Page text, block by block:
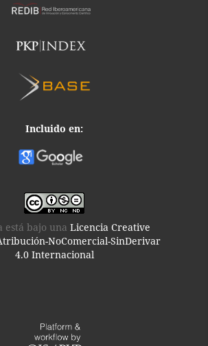
Incluido en:
está bajo una Licencia Creative
NoComercial-SinDerivar
4.0 Internacional